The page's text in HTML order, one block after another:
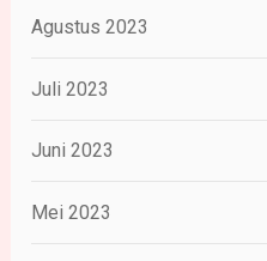
Agustus 2023
Juli 2023
Juni 2023
Mei 2023